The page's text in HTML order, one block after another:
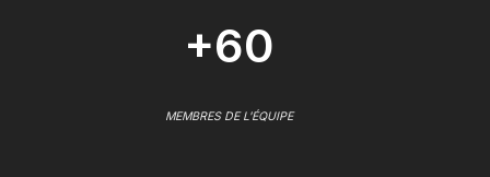
+60
MEMBRES DE L'ÉQUIPE